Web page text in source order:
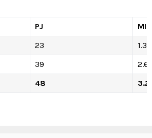
PJ
23
39
48